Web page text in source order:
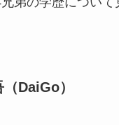
DaiGo）